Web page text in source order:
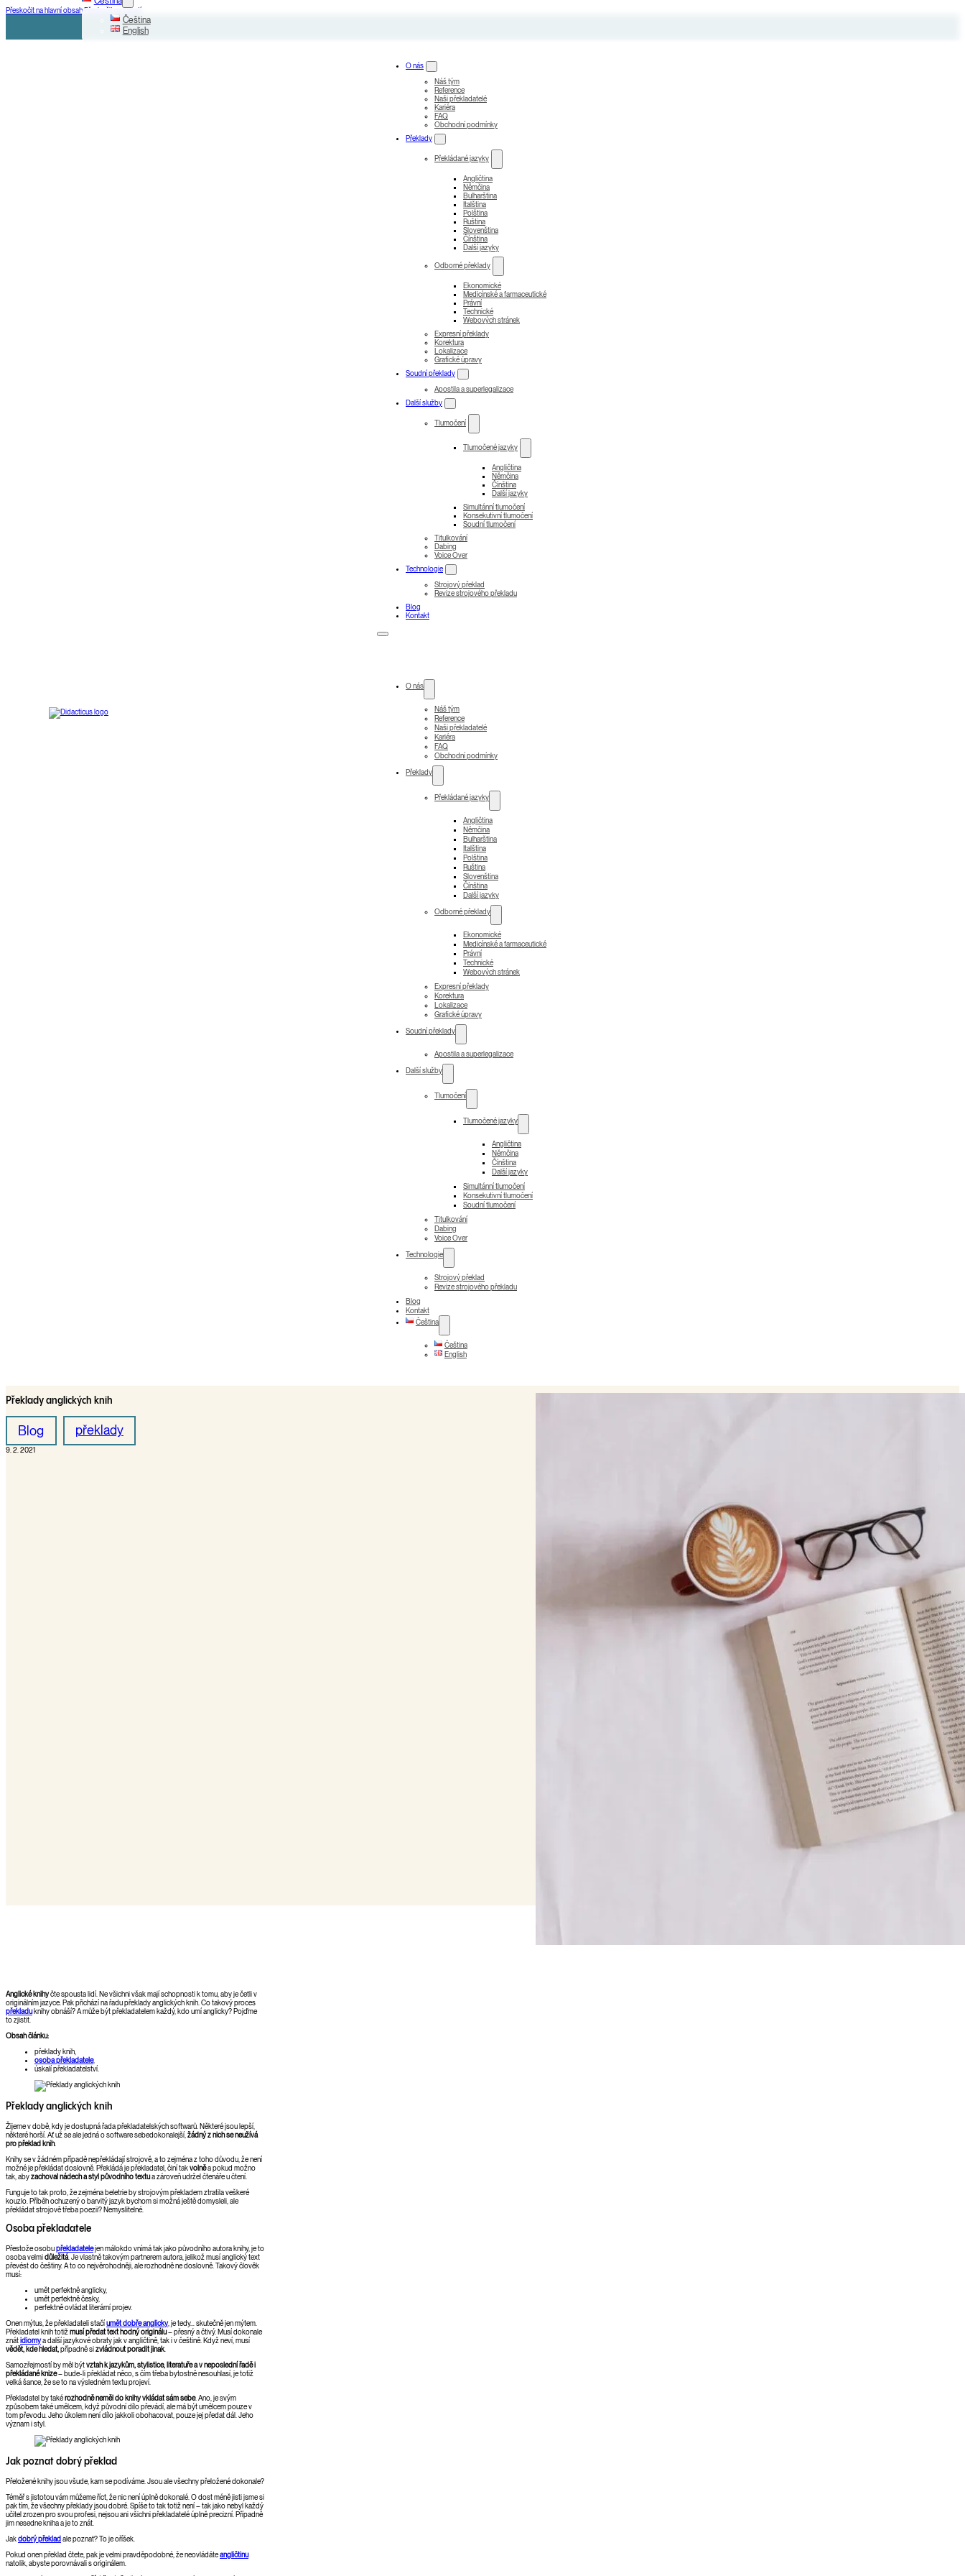
Přeskočit na hlavní obsahPřeskočit na zápatí
Čeština
English
O nás
Náš tým
Reference
Naši překladatelé
Kariéra
FAQ
Obchodní podmínky
Překlady
Překládané jazyky
Angličtina
Němčina
Bulharština
Italština
Polština
Ruština
Slovenština
Čínština
Další jazyky
Odborné překlady
Ekonomické
Medicínské a farmaceutické
Právní
Technické
Webových stránek
Expresní překlady
Korektura
Lokalizace
Grafické úpravy
Soudní překlady
Apostila a superlegalizace
Další služby
Tlumočení
Tlumočené jazyky
Angličtina
Němčina
Čínština
Další jazyky
Simultánní tlumočení
Konsekutivní tlumočení
Soudní tlumočení
Titulkování
Dabing
Voice Over
Technologie
Strojový překlad
Revize strojového překladu
Blog
Kontakt
O nás
Náš tým
Reference
Naši překladatelé
Kariéra
FAQ
Obchodní podmínky
Překlady
Překládané jazyky
Angličtina
Němčina
Bulharština
Italština
Polština
Ruština
Slovenština
Čínština
Další jazyky
Odborné překlady
Ekonomické
Medicínské a farmaceutické
Právní
Technické
Webových stránek
Expresní překlady
Korektura
Lokalizace
Grafické úpravy
Soudní překlady
Apostila a superlegalizace
Další služby
Tlumočení
Tlumočené jazyky
Angličtina
Němčina
Čínština
Další jazyky
Simultánní tlumočení
Konsekutivní tlumočení
Soudní tlumočení
Titulkování
Dabing
Voice Over
Technologie
Strojový překlad
Revize strojového překladu
Blog
Kontakt
Čeština
Čeština
English
Překlady anglických knih
Blog překlady
9. 2. 2021
Anglické knihyčte spousta lidí. Ne všichni však mají schopnosti k tomu, aby je četli v
originálním jazyce. Pak přichází na řadu překlady anglických knih. Co takový proces
překladuknihy obnáší? A může být překladatelem každý, kdo umí anglicky? Pojďme
to zjistit.
Obsah článku:
překlady knih,
osoba překladatele,
úskalí překladatelství.
Překlady anglických knih
Žijeme v době, kdy je dostupná řada překladatelských softwarů. Některé jsou lepší,
některé horší. Ať už se ale jedná o software sebedokonalejší, žádný z nich se neužívá
pro překlad knih.
Knihy se v žádném případě nepřekládají strojově, a to zejména z toho důvodu, že není
možné je překládat doslovně. Překládá je překladatel, činí takvolněa pokud možno
tak, abyzachoval nádech a styl původního textua zároveň udržel čtenáře u čtení.
Funguje to tak proto, že zejména beletrie by strojovým překladem ztratila veškeré
kouzlo. Příběh ochuzený o barvitý jazyk bychom si možná ještě domysleli, ale
překládat strojově třeba poezii? Nemyslitelné.
Osoba překladatele
Přestože osobupřekladatelejen málokdo vnímá tak jako původního autora knihy, je to
osoba velmidůležitá . Je vlastně takovým partnerem autora, jelikož musí anglický text
převést do češtiny. A to co nejvěrohodněji, ale rozhodně ne doslovně. Takový člověk
musí:
umět perfektně anglicky,
umět perfektně česky,
perfektně ovládat literární projev.
Onen mýtus, že překladateli stačíumět dobře anglicky, je tedy… skutečně jen mýtem.
Překladatel knih totižmusí předat text hodný originálu– přesný a čtivý. Musí dokonale
znátidiomya další jazykové obraty jak v angličtině, tak i v češtině. Když neví, musí
vědět, kde hledat,případně sizvládnout poradit jinak
Samozřejmostí by měl býtvztah k jazykům, stylistice, literatuře a v neposlední řadě i
překládané knize– bude-li překládat něco, s čím třeba bytostně nesouhlasí, je totiž
velká šance, že se to na výsledném textu projeví.
Překladatel by takérozhodně neměl do knihy vkládat sám sebe. Ano, je svým
způsobem také umělcem, když původní dílo převádí, ale má být umělcem pouze v
tom převodu. Jeho úkolem není dílo jakkoli obohacovat, pouze jej předat dál. Jeho
význam i styl.
Jak poznat dobrý překlad
Přeložené knihy jsou všude, kam se podíváme. Jsou ale všechny přeložené dokonale?
Téměř s jistotou vám můžeme říct, že nic není úplně dokonalé. O dost méně jisti jsme si
pak tím, že všechny překlady jsou dobré. Spíše to tak totiž není – tak jako nebyl každý
učitel zrozen pro svou profesi, nejsou ani všichni překladatelé úplně precizní. Případně
jim nesedne kniha a je to znát.
Jakdobrý překladale poznat? To je oříšek.
Pokud onen překlad čtete, pak je velmi pravděpodobné, že neovládáteangličtinu
natolik, abyste porovnávali s originálem.